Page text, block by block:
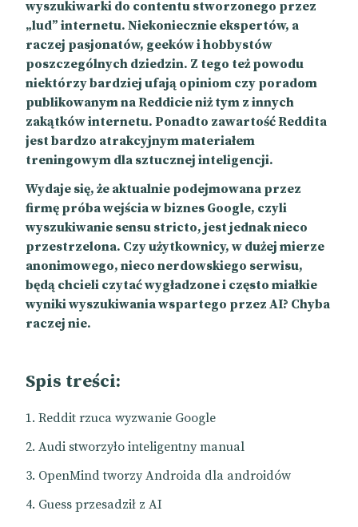
wyszukiwarki do contentu stworzonego przez
„lud” internetu. Niekoniecznie ekspertów, a
raczej pasjonatów, geeków i hobbystów
poszczególnych dziedzin. Z tego też powodu
niektórzy bardziej ufają opiniom czy poradom
publikowanym na Reddicie niż tym z innych
zakątków internetu. Ponadto zawartość Reddita
jest bardzo atrakcyjnym materiałem
treningowym dla sztucznej inteligencji.
Wydaje się, że aktualnie podejmowana przez
firmę próba wejścia w biznes Google, czyli
wyszukiwanie sensu stricto, jest jednak nieco
przestrzelona. Czy użytkownicy, w dużej mierze
anonimowego, nieco nerdowskiego serwisu,
będą chcieli czytać wygładzone i często miałkie
wyniki wyszukiwania wspartego przez AI? Chyba
raczej nie.
Spis treści:
Reddit rzuca wyzwanie Google
Audi stworzyło inteligentny manual
OpenMind tworzy Androida dla androidów
Guess przesadził z AI